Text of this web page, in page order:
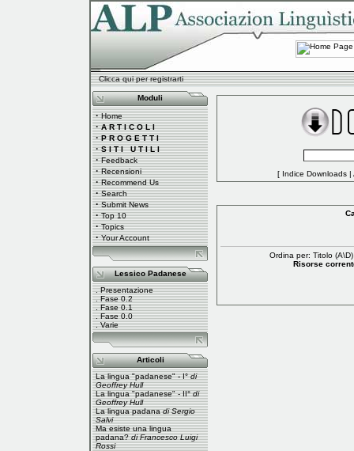
Clicca qui per registrarti
Moduli
· Home
· A R T I C O L I
· P R O G E T T I
· S I T I U T I L I
· Feedback
· Recensioni
· Recommend Us
· Search
· Submit News
· Top 10
· Topics
· Your Account
Lessico Padanese
.Presentazione
.Fase 0.2
.Fase 0.1
.Fase 0.0
.Varie
Articoli
La lingua "padanese" - I° di
Geoffrey Hull
La lingua "padanese" - II° di
Geoffrey Hull
La lingua padana di Sergio
Salvi
Ma esiste una lingua
padana? di Francesco Luigi
Rossi
[ Indice Downloads |
Ordina per: Titolo (A\D
Risorse